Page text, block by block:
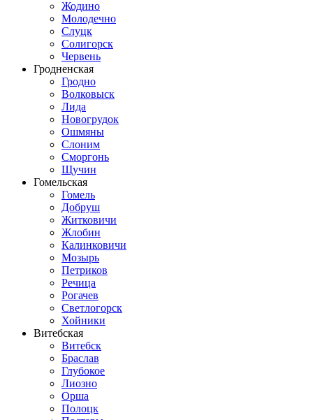
Жодино
Молодечно
Слуцк
Солигорск
Червень
Гродненская
Гродно
Волковыск
Лида
Новогрудок
Ошмяны
Слоним
Сморгонь
Щучин
Гомельская
Гомель
Добруш
Житковичи
Жлобин
Калинковичи
Мозырь
Петриков
Речица
Рогачев
Светлогорск
Хойники
Витебская
Витебск
Браслав
Глубокое
Лиозно
Орша
Полоцк